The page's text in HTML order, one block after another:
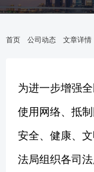
首页 公司动态 文章详情
为进一步增强
使用网络、抵
安全、健康、
法局组织各司